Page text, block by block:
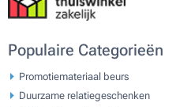
Populaire Categorieën
Promotiemateriaal beurs
Duurzame relatiegeschenken